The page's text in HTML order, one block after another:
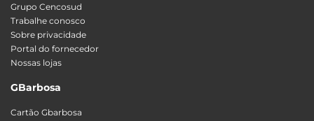
Grupo Cencosud
Trabalhe conosco
Sobre privacidade
Portal do fornecedor
Nossas lojas
GBarbosa
Cartão Gbarbosa